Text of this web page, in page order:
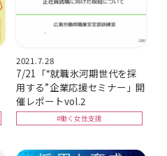
2021.7.28
7/21「“就職氷河期世代を採
用する”企業応援セミナー」開
催レポートvol.2
#働く女性支援